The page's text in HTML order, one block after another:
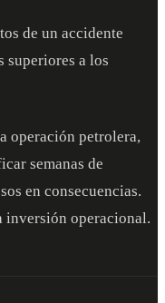
de un accidente
superiores a los
operación petrolera,
semanas de
en consecuencias.
inversión operacional.